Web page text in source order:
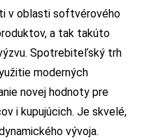
v oblasti softvérového
a tak takúto
Spotrebiteľský trh
moderných
novej hodnoty pre
i kupujúcich. Je skvelé,
vývoja.